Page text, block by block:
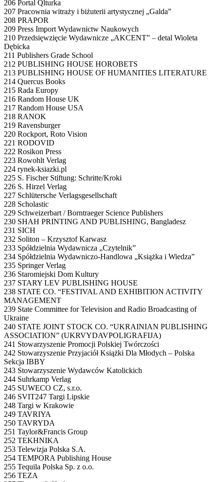
206 Portal Qlturka
207 Pracownia witraży i biżuterii artystycznej „Galda”
208 PRAPOR
209 Press Import Wydawnictw Naukowych
210 Przedsięwzięcie Wydawnicze „AKCENT” – detal Wioleta
Dębicka
211 Publishers Grade School
212 PUBLISHING HOUSE HOROBETS
213 PUBLISHING HOUSE OF HUMANITIES LITERATURE
214 Quercus Books
215 Rada Europy
216 Random House UK
217 Random House USA
218 RANOK
219 Ravensburger
220 Rockport, Roto Vision
221 RODOVID
222 Rosikon Press
223 Rowohlt Verlag
224 rynek-ksiazki.pl
225 S. Fischer Stiftung: Schritte/Kroki
226 S. Hirzel Verlag
227 Schlütersche Verlagsgesellschaft
228 Scholastic
229 Schweizerbart / Borntraeger Science Publishers
230 SHAH PRINTING AND PUBLISHING, Bangladesz
231 SICH
232 Soliton – Krzysztof Karwasz
233 Spółdzielnia Wydawnicza „Czytelnik”
234 Spółdzielnia Wydawniczo-Handlowa „Książka i Wiedza”
235 Springer Verlag
236 Staromiejski Dom Kultury
237 STARY LEV PUBLISHING HOUSE
238 STATE CO. “FESTIVAL AND EXHIBITION ACTIVITY
MANAGEMENT
239 State Committee for Television and Radio Broadcasting of
Ukraine
240 STATE JOINT STOCK CO. “UKRAINIAN PUBLISHING
ASSOCIATION” (UKRVYDAVPOLIGRAFIJA)
241 Stowarzyszenie Promocji Polskiej Twórczości
242 Stowarzyszenie Przyjaciół Książki Dla Młodych – Polska
Sekcja IBBY
243 Stowarzyszenie Wydawców Katolickich
244 Suhrkamp Verlag
245 SUWECO CZ, s.r.o.
246 SVIT247 Targi Lipskie
248 Targi w Krakowie
249 TAVRIYA
250 TAVRYDA
251 Taylor&Francis Group
252 TEKHNIKA
253 Telewizja Polska S.A.
254 TEMPORA Publishing House
255 Tequila Polska Sp. z o.o.
256 TEZA